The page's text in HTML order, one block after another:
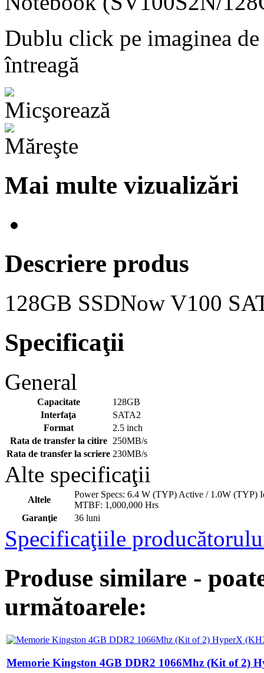
Dublu click pe imaginea de
întreagă
Mai multe vizualizări
Descriere produs
128GB SSDNow V100
Specificaţii
General
Capacitate
128GB
Interfaţa
SATA2
Format
2.5 inch
Rata de transfer la citire
250MB/s
Rata de transfer la scriere 230MB/s
Alte specificaţii
Altele
Power Specs: 6.4 W (TYP) Active / 1.0W (TYP)
MTBF: 1,000,000 Hrs
Garanţie
36 luni
Specificaţiile
Produse similare -
următoarele:
Memorie Kingston 4GB DDR2 1066Mhz (Kit of 2)